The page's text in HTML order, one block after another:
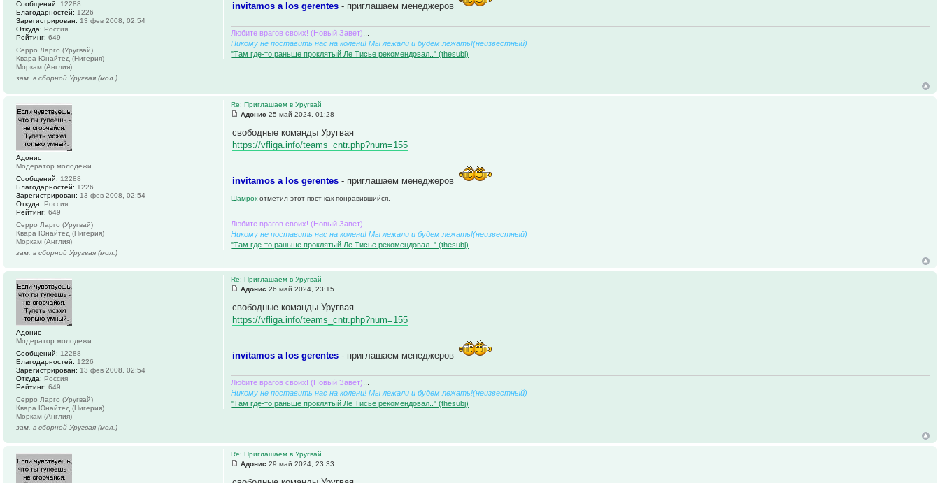
invitamos a los gerentes - приглашаем менеджеров
Любите врагов своих! (Новый Завет)
Никому не поставить нас на колени! Мы лежали и будем лежать!(неизвестный)
"Там где-то раньше проклятый Ле Тисье рекомендовал.." (thesubj)
Сообщений: 12288
Благодарностей: 1226
Зарегистрирован: 13 фев 2008, 02:54
Откуда: Россия
Рейтинг: 649
Серро Ларго (Уругвай)
Квара Юнайтед (Нигерия)
Моркам (Англия)
зам. в сборной Уругвая (мол.)
Re: Приглашаем в Уругвай
Адонис 25 май 2024, 01:28
свободные команды Уругвая
https://vfliga.info/teams_cntr.php?num=155
invitamos a los gerentes - приглашаем менеджеров
Шамрокотметил этот пост как понравившийся.
Любите врагов своих! (Новый Завет)
Никому не поставить нас на колени! Мы лежали и будем лежать!(неизвестный)
"Там где-то раньше проклятый Ле Тисье рекомендовал.." (thesubj)
Адонис
Модератор молодежи
Сообщений: 12288
Благодарностей: 1226
Зарегистрирован: 13 фев 2008, 02:54
Откуда: Россия
Рейтинг: 649
Серро Ларго (Уругвай)
Квара Юнайтед (Нигерия)
Моркам (Англия)
зам. в сборной Уругвая (мол.)
Re: Приглашаем в Уругвай
Адонис 26 май 2024, 23:15
свободные команды Уругвая
https://vfliga.info/teams_cntr.php?num=155
invitamos a los gerentes - приглашаем менеджеров
Любите врагов своих! (Новый Завет)
Никому не поставить нас на колени! Мы лежали и будем лежать!(неизвестный)
"Там где-то раньше проклятый Ле Тисье рекомендовал.." (thesubj)
Адонис
Модератор молодежи
Сообщений: 12288
Благодарностей: 1226
Зарегистрирован: 13 фев 2008, 02:54
Откуда: Россия
Рейтинг: 649
Серро Ларго (Уругвай)
Квара Юнайтед (Нигерия)
Моркам (Англия)
зам. в сборной Уругвая (мол.)
Re: Приглашаем в Уругвай
Адонис 29 май 2024, 23:33